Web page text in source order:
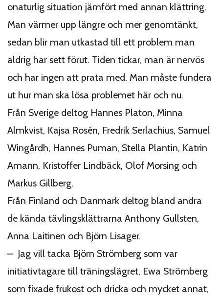
onaturlig situation jämfört med annan klättring.
Man värmer upp längre och mer genomtänkt,
sedan blir man utkastad till ett problem man
aldrig har sett förut. Tiden tickar, man är nervös
och har ingen att prata med. Man måste fundera
ut hur man ska lösa problemet här och nu.
Från Sverige deltog Hannes Platon, Minna
Almkvist, Kajsa Rosén, Fredrik Serlachius, Samuel
Wingårdh, Hannes Puman, Stella Plantin, Katrin
Amann, Kristoffer Lindbäck, Olof Morsing och
Markus Gillberg.
Från Finland och Danmark deltog bland andra
de kända tävlingsklättrarna Anthony Gullsten,
Anna Laitinen och Björn Lisager.
– Jag vill tacka Björn Strömberg som var
initiativtagare till träningslägret, Ewa Strömberg
som fixade frukost och dricka och mycket annat,